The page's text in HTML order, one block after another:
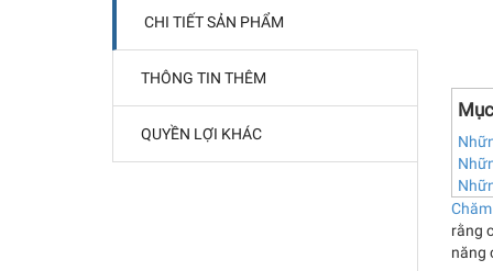
CHI TIẾT SẢN PHẨM
THÔNG TIN THÊM
QUYỀN LỢI KHÁC
rằng
năng